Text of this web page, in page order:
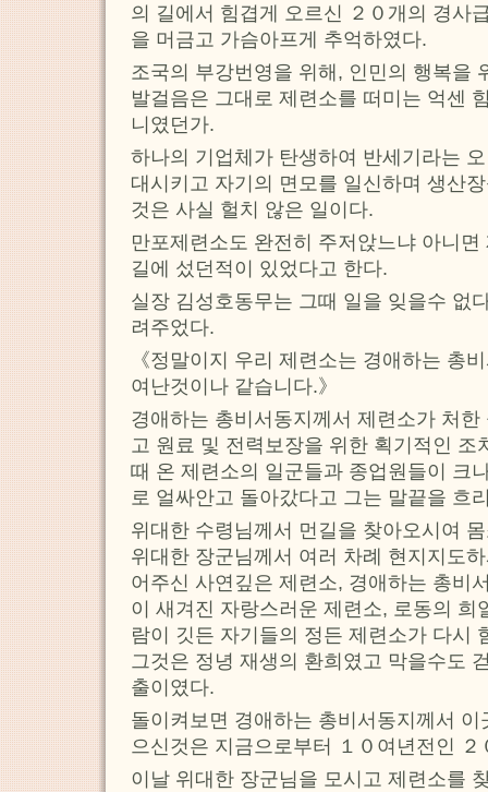
의 길에서 힘겹게 오르신 ２０개의 경사
을 머금고 가슴아프게 추억하였다.
조국의 부강번영을 위해, 인민의 행복을
발걸음은 그대로 제련소를 떠미는 억센
니였던가.
하나의 기업체가 탄생하여 반세기라는
대시키고 자기의 면모를 일신하며 생산
것은 사실 헐치 않은 일이다.
만포제련소도 완전히 주저앉느냐 아니
길에 섰던적이 있었다고 한다.
실장 김성호동무는 그때 일을 잊을수 없
려주었다.
《정말이지 우리 제련소는 경애하는 총
여난것이나 같습니다.》
경애하는 총비서동지께서 제련소가 처
고 원료 및 전력보장을 위한 획기적인 조
때 온 제련소의 일군들과 종업원들이 크
로 얼싸안고 돌아갔다고 그는 말끝을 흐
위대한 수령님께서 먼길을 찾아오시여
위대한 장군님께서 여러 차례 현지지도
어주신 사연깊은 제련소, 경애하는 총비
이 새겨진 자랑스러운 제련소, 로동의 희
람이 깃든 자기들의 정든 제련소가 다시
그것은 정녕 재생의 환희였고 막을수도
출이였다.
돌이켜보면 경애하는 총비서동지께서
으신것은 지금으로부터 １０여년전인
이날 위대한 장군님을 모시고 제련소를